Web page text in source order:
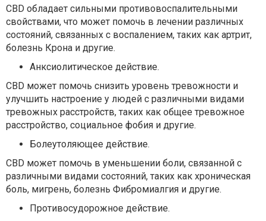
CBD обладает сильными противовоспалительными
свойствами, что может помочь в лечении различных
состояний, связанных с воспалением, таких как артрит,
болезнь Крона и другие.
Анксиолитическое действие.
CBD может помочь снизить уровень тревожности и
улучшить настроение у людей с различными видами
тревожных расстройств, таких как общее тревожное
расстройство, социальное фобия и другие.
Болеутоляющее действие.
CBD может помочь в уменьшении боли, связанной с
различными видами состояний, таких как хроническая
боль, мигрень, болезнь Фибромиалгия и другие.
Противосудорожное действие.